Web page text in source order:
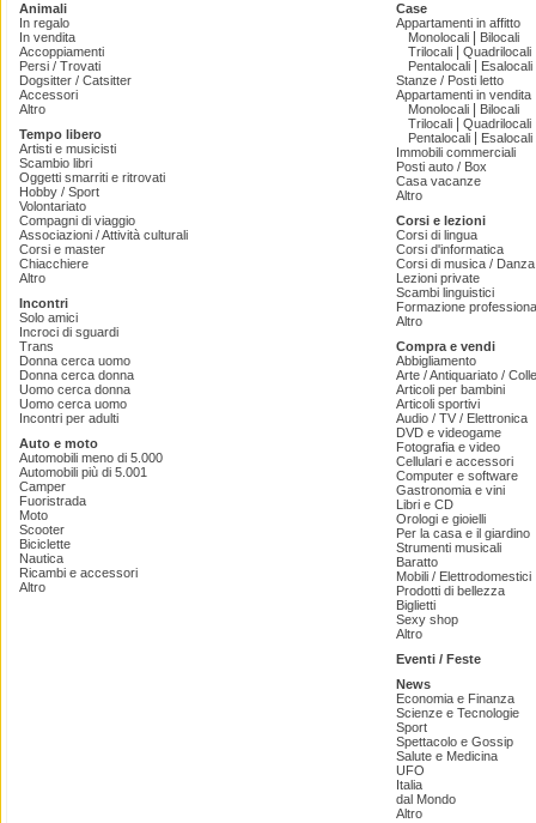
Animali
In regalo
In vendita
Accoppiamenti
Persi / Trovati
Dogsitter / Catsitter
Accessori
Altro
Tempo libero
Artisti e musicisti
Scambio libri
Oggetti smarriti e ritrovati
Hobby / Sport
Volontariato
Compagni di viaggio
Associazioni / Attività culturali
Corsi e master
Chiacchiere
Altro
Incontri
Solo amici
Incroci di sguardi
Trans
Donna cerca uomo
Donna cerca donna
Uomo cerca donna
Uomo cerca uomo
Incontri per adulti
Auto e moto
Automobili meno di 5.000
Automobili più di 5.001
Camper
Fuoristrada
Moto
Scooter
Biciclette
Nautica
Ricambi e accessori
Altro
Case
Appartamenti in affitto
Monolocali
Bilocali
Trilocali
Quadrilocali
Pentalocali
Esalocali
Stanze / Posti letto
Appartamenti in vendita
Monolocali
Bilocali
Trilocali
Quadrilocali
Pentalocali
Esalocali
Immobili commerciali
Posti auto / Box
Casa vacanze
Altro
Corsi e lezioni
Corsi di lingua
Corsi d'informatica
Corsi di musica /
Lezioni private
Scambi linguistici
Formazione
Altro
Compra e vendi
Abbigliamento
Arte / Antiquariato /
Articoli per bambini
Articoli sportivi
Audio / TV / Elettronica
DVD e videogame
Fotografia e video
Cellulari e accessori
Computer e software
Gastronomia e vini
Libri e CD
Orologi e gioielli
Per la casa e il giardino
Strumenti musicali
Baratto
Mobili / Elettrodomestici
Prodotti di bellezza
Biglietti
Sexy shop
Altro
Eventi / Feste
News
Economia e Finanza
Scienze e Tecnologie
Sport
Spettacolo e Gossip
Salute e Medicina
UFO
Italia
dal Mondo
Altro